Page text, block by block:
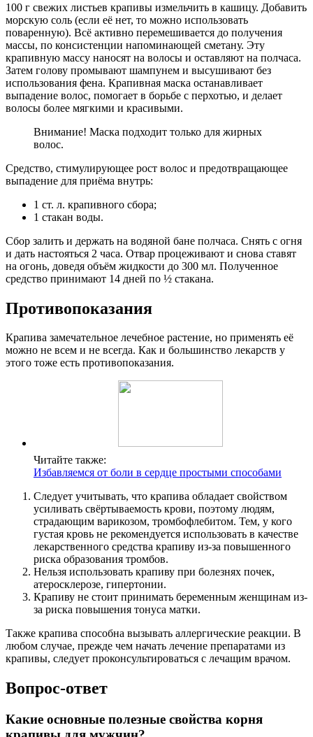
100 г свежих листьев крапивы измельчить в кашицу. Добавить
морскую соль (если её нет, то можно использовать
поваренную). Всё активно перемешивается до получения
массы, по консистенции напоминающей сметану. Эту
крапивную массу наносят на волосы и оставляют на полчаса.
Затем голову промывают шампунем и высушивают без
использования фена. Крапивная маска останавливает
выпадение волос, помогает в борьбе с перхотью, и делает
волосы более мягкими и красивыми.
Внимание! Маска подходит только для жирных
волос.
Средство, стимулирующее рост волос и предотвращающее
выпадение для приёма внутрь:
1 ст. л. крапивного сбора;
1 стакан воды.
Сбор залить и держать на водяной бане полчаса. Снять с огня
и дать настояться 2 часа. Отвар процеживают и снова ставят
на огонь, доведя объём жидкости до 300 мл. Полученное
средство принимают 14 дней по ½ стакана.
Противопоказания
Крапива замечательное лечебное растение, но применять её
можно не всем и не всегда. Как и большинство лекарств у
этого тоже есть противопоказания.
Читайте также:
Избавляемся от боли в сердце простыми способами
Следует учитывать, что крапива обладает свойством
усиливать свёртываемость крови, поэтому людям,
страдающим варикозом, тромбофлебитом. Тем, у кого
густая кровь не рекомендуется использовать в качестве
лекарственного средства крапиву из-за повышенного
риска образования тромбов.
Нельзя использовать крапиву при болезнях почек,
атеросклерозе, гипертонии.
Крапиву не стоит принимать беременным женщинам из-
за риска повышения тонуса матки.
Также крапива способна вызывать аллергические реакции. В
любом случае, прежде чем начать лечение препаратами из
крапивы, следует проконсультироваться с лечащим врачом.
Вопрос-ответ
Какие основные полезные свойства корня